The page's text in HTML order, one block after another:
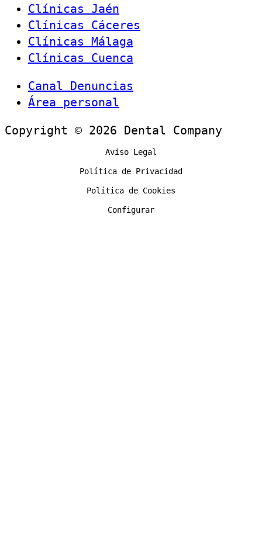
Clínicas Jaén
Clínicas Cáceres
Clínicas Málaga
Clínicas Cuenca
Canal Denuncias
Área personal
Copyright © 2026 Dental Company
Aviso Legal
Política de Privacidad
Política de Cookies
Configurar